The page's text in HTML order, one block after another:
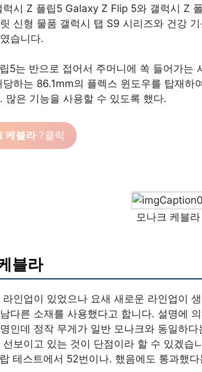
럭시 Z 플립5 Galaxy Z Flip 5와 갤럭시 Z
신형 물품 갤럭시 탭 S9 시리즈와 건강
습니다.
5는 반으로 접어서 주머니에 쏙 들어가는
하는 86.1mm의 플렉스 윈도우를 탑재하
많은 기능을 사용할 수 있도록 했다.
케블라 ?클릭
모나크 케블라
블라
라인업이 있었으나 요새 새로운 라인업이
다른 소재를 사용했다고 합니다. 설명에
인데 정작 무게가 일반 모나크와 동일하
선보이고 있는 것이 단점이라 할 수 있겠습
테스트에서 52번이나. 했음에도 통과했